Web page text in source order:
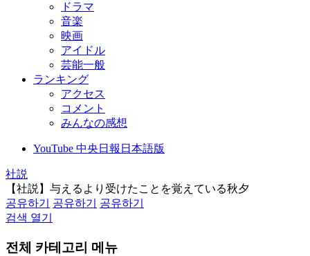
ドラマ
音楽
映画
アイドル
芸能一般
ランキング
アクセス
コメント
みんなの感想
YouTube 中央日報日本語版
社説
【社説】与えるより受けたことを覚えている秋夕
공유하기
공유하기
공유하기
검색 열기
전체 카테고리 메뉴